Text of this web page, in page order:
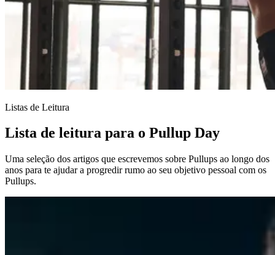
Listas de Leitura
Lista de leitura para o Pullup Day
Uma seleção dos artigos que escrevemos sobre Pullups ao longo dos
anos para te ajudar a progredir rumo ao seu objetivo pessoal com os
Pullups.